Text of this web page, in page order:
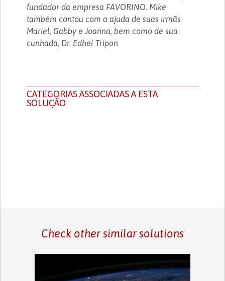
fundador da empresa FAVORINO. Mike
também contou com a ajuda de suas irmãs
Mariel, Gabby e Joanna, bem como de sua
cunhada, Dr. Edhel Tripon
CATEGORIAS ASSOCIADAS A ESTA
SOLUÇÃO
Check other similar solutions